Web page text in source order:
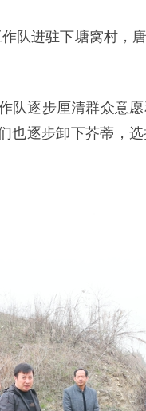
队进驻下塘窝村，
队逐步厘清群众意
也逐步卸下芥蒂，